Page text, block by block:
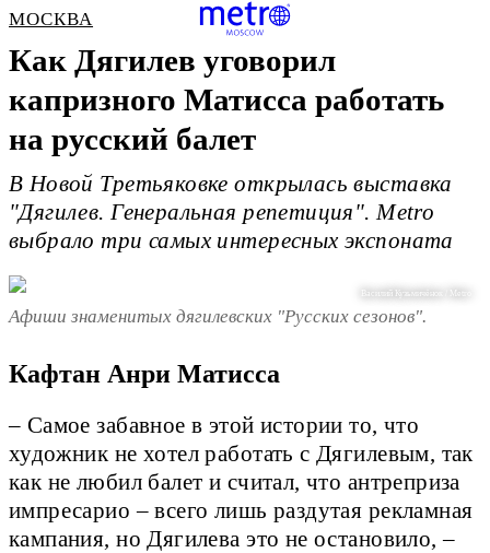
МОСКВА
Как Дягилев уговорил
капризного Матисса работать
на русский балет
В Новой Третьяковке открылась выставка
"Дягилев. Генеральная репетиция". Мetro
выбралo три самых интересных экспоната
Василий Кузьмичёнок / Metro
Афиши знаменитых дягилевских "Русских сезонов".
Кафтан Анри Матисса
– Самое забавное в этой истории то, что
художник не хотел работать с Дягилевым, так
как не любил балет и считал, что антреприза
импресарио – всего лишь раздутая рекламная
кампания, но Дягилева это не остановило, –